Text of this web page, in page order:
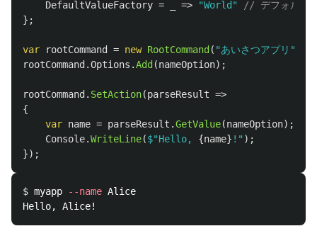
DefaultValueFactory = => "World"
// デフォルト
};
var rootCommand = new RootCommand ( "あいさつアプリ"
rootCommand .Options .Add (nameOption);
rootCommand . SetAction(parseResult =>
{
var name = parseResult .GetValue(nameOption);
Console.WriteLine($"Hello, {name} !" );
});
$ myapp --name Alice